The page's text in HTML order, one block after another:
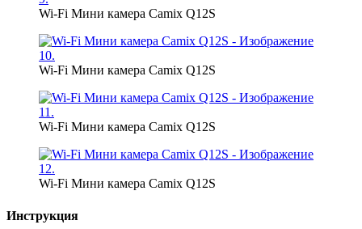
Wi-Fi Мини камера Camix Q12S
Wi-Fi Мини камера Camix Q12S
Wi-Fi Мини камера Camix Q12S
Wi-Fi Мини камера Camix Q12S
Инструкция